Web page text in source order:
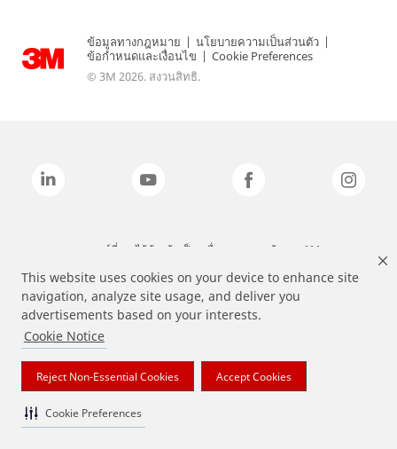
This website uses cookies on your device to enhance site
navigation, analyze site usage, and deliver you
advertisements based on your interests.
Cookie Notice
Reject Non-Essential Cookies Accept Cookies
Cookie Preferences
ข้อมูลทางกฎหมาย | นโยบายความเป็นส่วนตัว |
ข้อกำหนดและเงื่อนไข | Cookie Preferences
© 3M 2026. สงวนสิทธิ.
แบรนด์ที่ระบุไว้ข้างต้นเป็นเครื่องหมายการค้าของ 3M